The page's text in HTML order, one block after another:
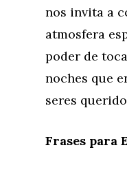
nos invita a
atmosfera
poder de
noches que
seres
Frases para